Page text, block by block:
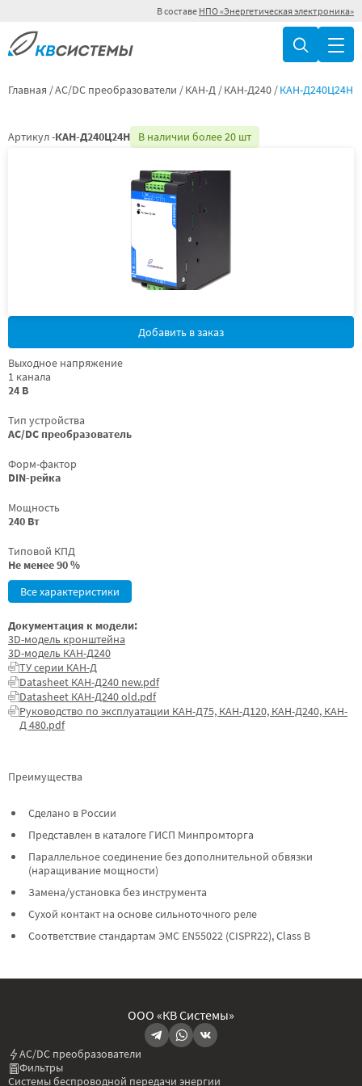
В составе НПО «Энергетическая электроника»
Главная AC/DC преобразователи КАН-Д КАН-Д240 КАН-Д240Ц24Н
Артикул -КАН-Д240Ц24Н В наличии более 20 шт
Добавить в заказ
Выходное напряжение
1 канала
24 В
Тип устройства
AC/DC преобразователь
Форм-фактор
DIN-рейка
Мощность
240 Вт
Типовой КПД
Не менее 90 %
Все характеристики
Преимущества
Сделано в России
Представлен в каталоге ГИСП Минпромторга
Параллельное соединение без дополнительной обвязки
(наращивание мощности)
Замена/установка без инструмента
Сухой контакт на основе сильноточного реле
Соответствие стандартам ЭМС EN55022 (CISPR22), Class B
Документация к модели:
3D-модель кронштейна
3D-модель КАН-Д240
ТУ серии КАН-Д
Datasheet КАН-Д240 new.pdf
Datasheet КАН-Д240 old.pdf
Руководство по эксплуатации КАН-Д75, КАН-Д120, КАН-Д240, КАН-
Д 480.pdf
ООО «КВ Системы»
AC/DC преобразователи
Фильтры
Системы беспроводной передачи энергии